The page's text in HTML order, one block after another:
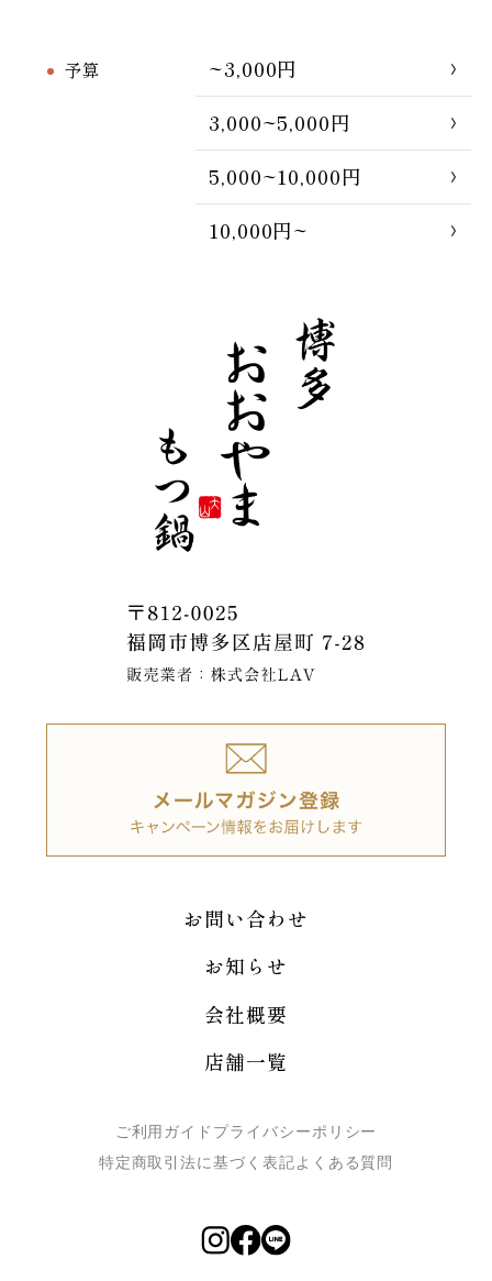
予算
~3,000円
3,000~5,000円
5,000~10,000円
10,000円~
お問い合わせ
お知らせ
会社概要
店舗一覧
ご利用ガイド プライバシーポリシー
特定商取引法に基づく表記よくある質問